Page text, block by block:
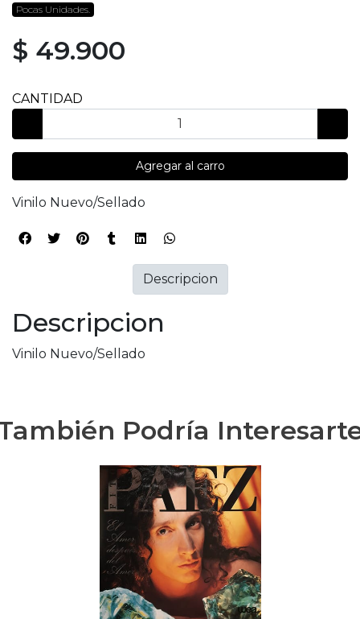
Pocas Unidades.
$ 49.900
CANTIDAD
Agregar al carro
Vinilo Nuevo/Sellado
Descripcion
Vinilo Nuevo/Sellado
Descripcion
Podría